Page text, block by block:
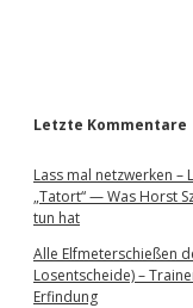
Letzte Kommentare
Lass mal netzwerken –
„Tatort“ — Was Horst
tun hat
Alle Elfmeterschießen
Losentscheide) –
Erfindung